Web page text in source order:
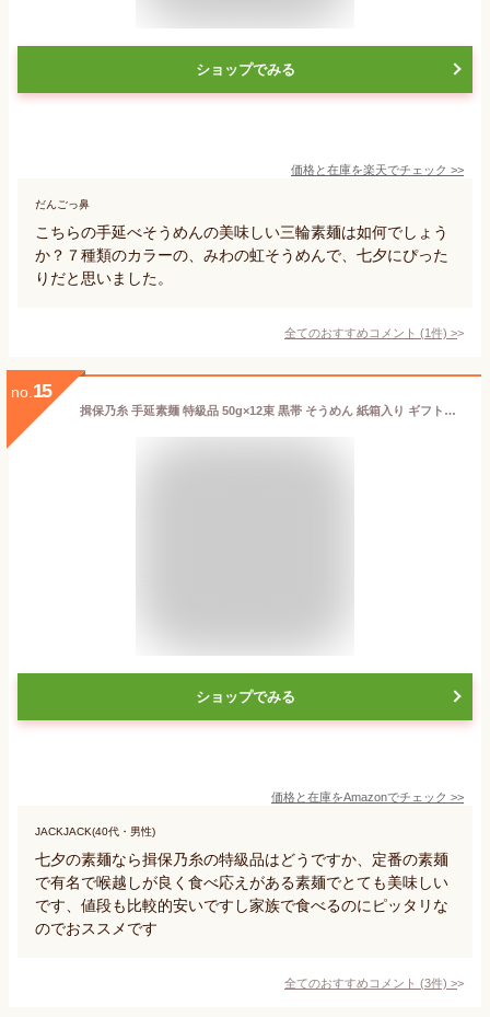
ショップでみる
価格と在庫を楽天でチェック >>
だんごっ鼻
こちらの手延べそうめんの美味しい三輪素麺は如何でしょう
か？７種類のカラーの、みわの虹そうめんで、七夕にぴった
りだと思いました。
全てのおすすめコメント (1件) >
no. 15
揖保乃糸 手延素麺 特級品 50g×12束 黒帯 そうめん 紙箱入り ギフト中元 回忌 法要 贈答用 乾麺 お礼 お返しギフト セット ラッピング済
ショップでみる
価格と在庫をAmazonでチェック >>
JACKJACK(40代・男性)
七夕の素麺なら揖保乃糸の特級品はどうですか、定番の素麺
で有名で喉越しが良く食べ応えがある素麺でとても美味しい
です、値段も比較的安いですし家族で食べるのにピッタリな
のでおススメです
全てのおすすめコメント (3件) >